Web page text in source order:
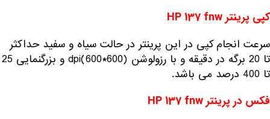
کپی پرینتر HP 137 fnw
سرعت انجام کپی در این پرینتر در حالت سیاه و سفید حداکثر
تا 20 برگه در دقیقه و با رزولوشن (600*600)dpi و بزرگنمایی 25
تا 400 درصد می باشد.
فکس در پرینتر HP 137 fnw